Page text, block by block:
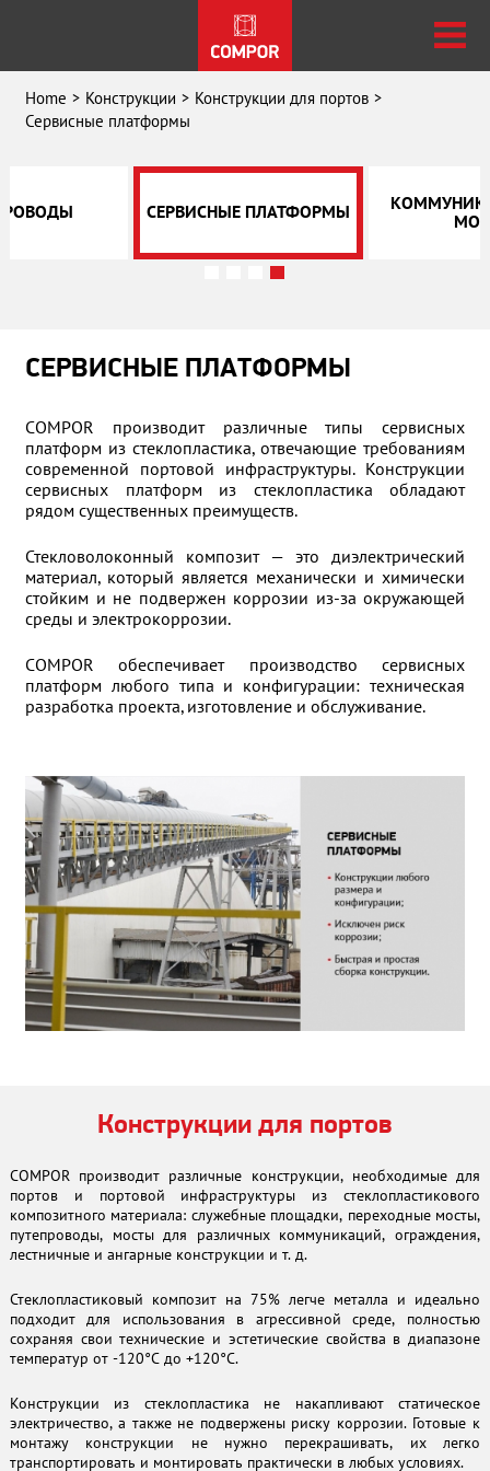
Home Конструкции
Конструкции для портов
Сервисные платформы
СЕРВИСНЫЕ ПЛАТФОРМЫ
СЕРВИСНЫЕ ПЛАТФОРМЫ
COMPOR производит различные типы сервисных
платформ из стеклопластика, отвечающие требованиям
современной портовой инфраструктуры. Конструкции
сервисных платформ из стеклопластика обладают
рядом существенных преимуществ.
Стекловолоконный композит — это диэлектрический
материал, который является механически и химически
стойким и не подвержен коррозии из-за окружающей
среды и электрокоррозии.
COMPOR обеспечивает производство сервисных
платформ любого типа и конфигурации: техническая
разработка проекта, изготовление и обслуживание.
Конструкции для портов
COMPOR производит различные конструкции, необходимые для
портов и портовой инфраструктуры из стеклопластикового
композитного материала: служебные площадки, переходные мосты,
путепроводы, мосты для различных коммуникаций, ограждения,
лестничные и ангарные конструкции и т. д.
Стеклопластиковый композит на 75% легче металла и идеально
подходит для использования в агрессивной среде, полностью
сохраняя свои технические и эстетические свойства в диапазоне
температур от -120°C до +120°C.
Конструкции из стеклопластика не накапливают статическое
электричество, а также не подвержены риску коррозии. Готовые к
монтажу конструкции не нужно перекрашивать, их легко
транспортировать и монтировать практически в любых условиях.